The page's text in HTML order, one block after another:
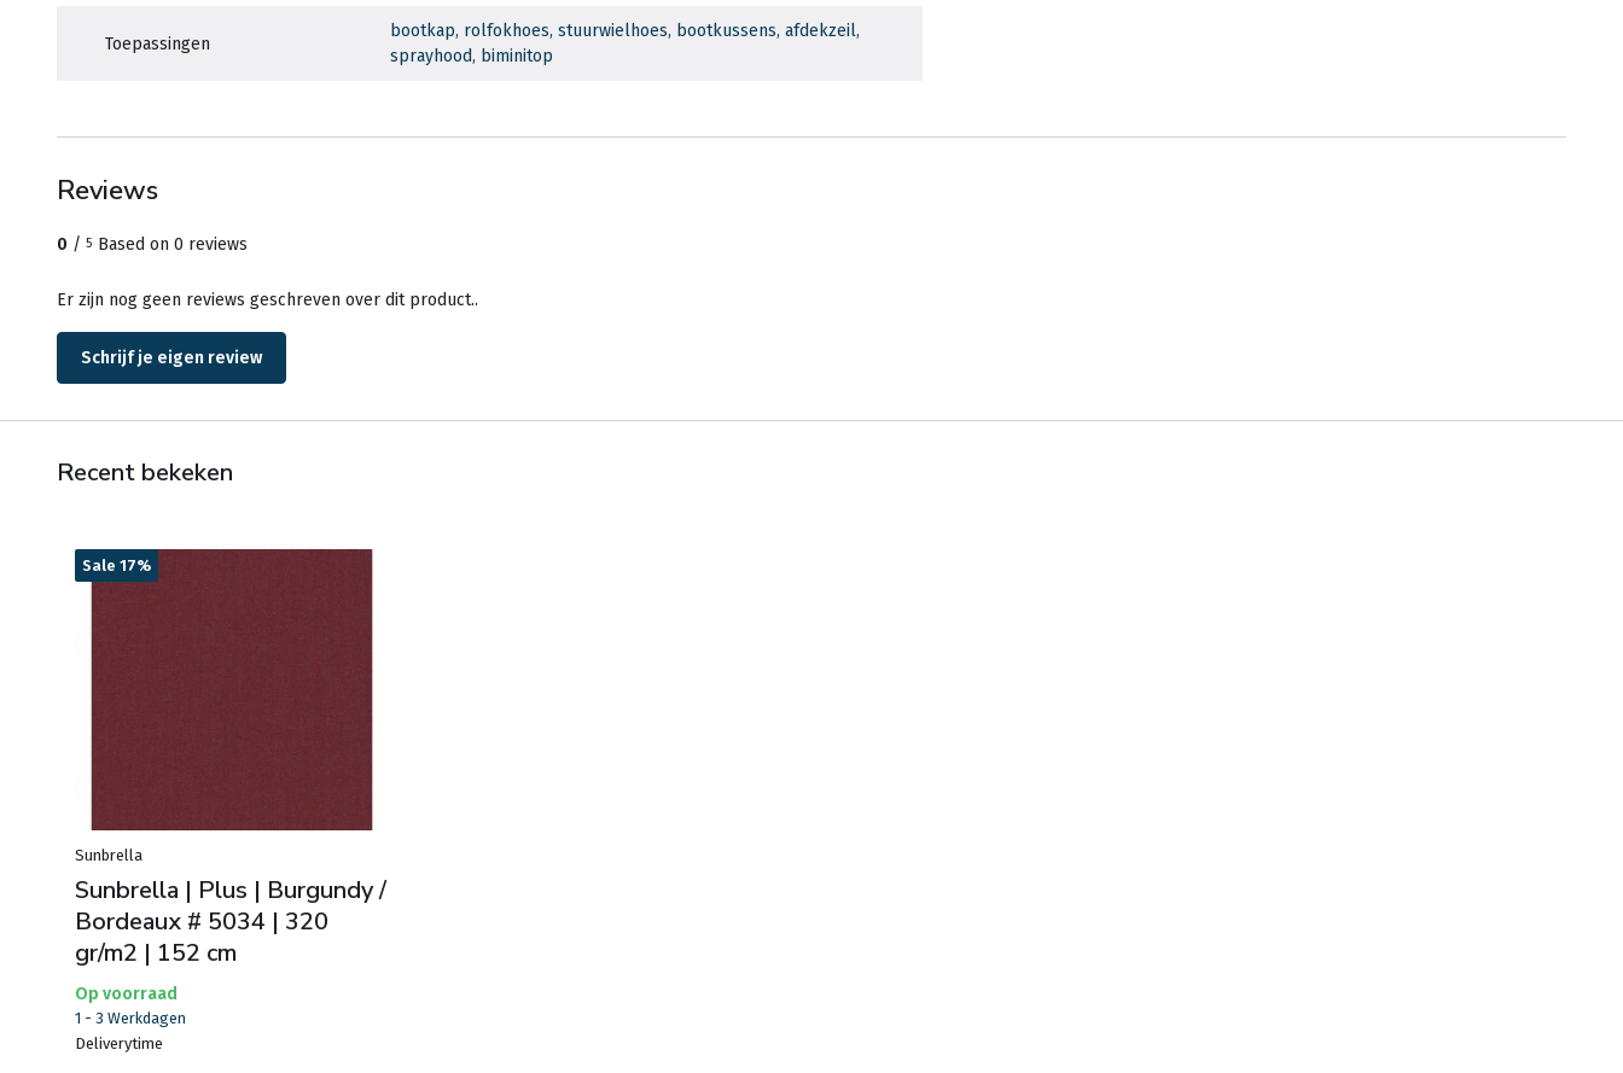
Toepassingen
bootkap, rolfokhoes, stuurwielhoes, bootkussens, afdekzeil,
sprayhood, biminitop
Reviews
0 / 5 Based on 0 reviews
Er zijn nog geen reviews geschreven over dit product..
Schrijf je eigen review
Recent bekeken
Sale 17%
Sunbrella
Sunbrella | Plus | Burgundy /
Bordeaux # 5034 | 320
gr/m2 | 152 cm
Op voorraad
1 - 3 Werkdagen
Deliverytime